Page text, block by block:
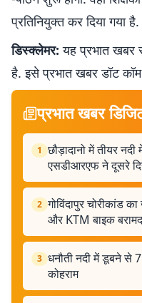
प्रतिनियुक्त कर दिया गया
डिस्क्लेमर: यह प्रभात खबर
है. इसे प्रभात खबर डॉट कॉम
प्रभात खबर
1 छौड़ादानो में तीयर
एसडीआरएफ ने दूसरे
2 गोविंदापुर चोरीकांड
और KTM बाइक बरामद
3 धनौती नदी में डूबने से
कोहराम